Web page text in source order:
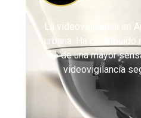
La videovigilancia en
urbana. Ha contribuido
de una mayor
videovigilancia